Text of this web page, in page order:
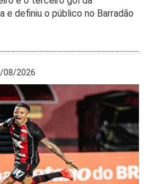
e definiu o público no Barradão
08/2026